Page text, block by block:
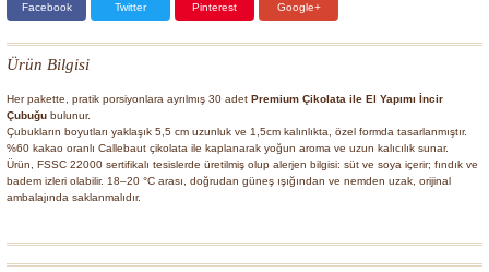
Facebook Twitter Pinterest Google+
Ürün Bilgisi
Her pakette, pratik porsiyonlara ayrılmış 30 adet Premium Çikolata ile El Yapımı İncir
Çubuğu bulunur.
Çubukların boyutları yaklaşık 5,5 cm uzunluk ve 1,5cm kalınlıkta, özel formda tasarlanmıştır.
%60 kakao oranlı Callebaut çikolata ile kaplanarak yoğun aroma ve uzun kalıcılık sunar.
Ürün, FSSC 22000 sertifikalı tesislerde üretilmiş olup alerjen bilgisi: süt ve soya içerir; fındık ve
badem izleri olabilir. 18–20 °C arası, doğrudan güneş ışığından ve nemden uzak, orijinal
ambalajında saklanmalıdır.